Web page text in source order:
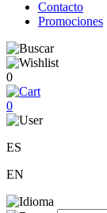
Contacto
Promociones
0
0
ES
EN